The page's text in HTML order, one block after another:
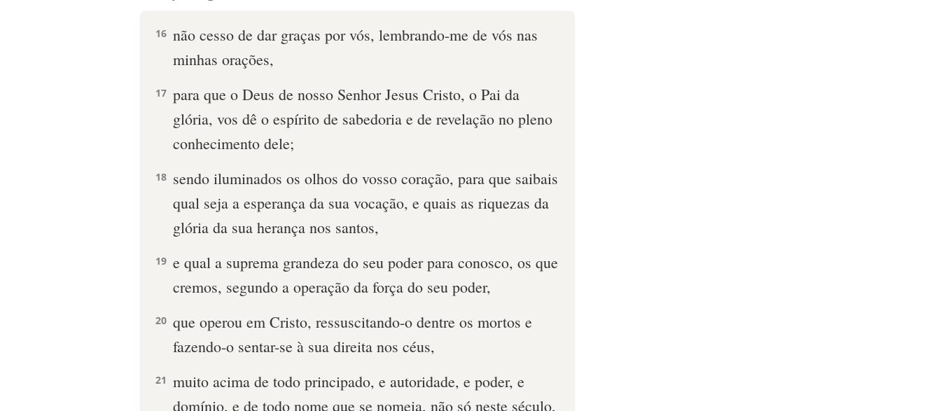
16 não cesso de dar graças por vós, lembrando-me de vós nas
minhas orações,
17 para que o Deus de nosso Senhor Jesus Cristo, o Pai da
glória, vos dê o espírito de sabedoria e de revelação no pleno
conhecimento dele;
18 sendo iluminados os olhos do vosso coração, para que saibais
qual seja a esperança da sua vocação, e quais as riquezas da
glória da sua herança nos santos,
19 e qual a suprema grandeza do seu poder para conosco, os que
cremos, segundo a operação da força do seu poder,
20 que operou em Cristo, ressuscitando-o dentre os mortos e
fazendo-o sentar-se à sua direita nos céus,
21 muito acima de todo principado, e autoridade, e poder, e
domínio, e de todo nome que se nomeia, não só neste século,